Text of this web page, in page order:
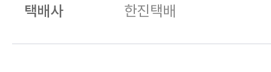
택배사
한진택배